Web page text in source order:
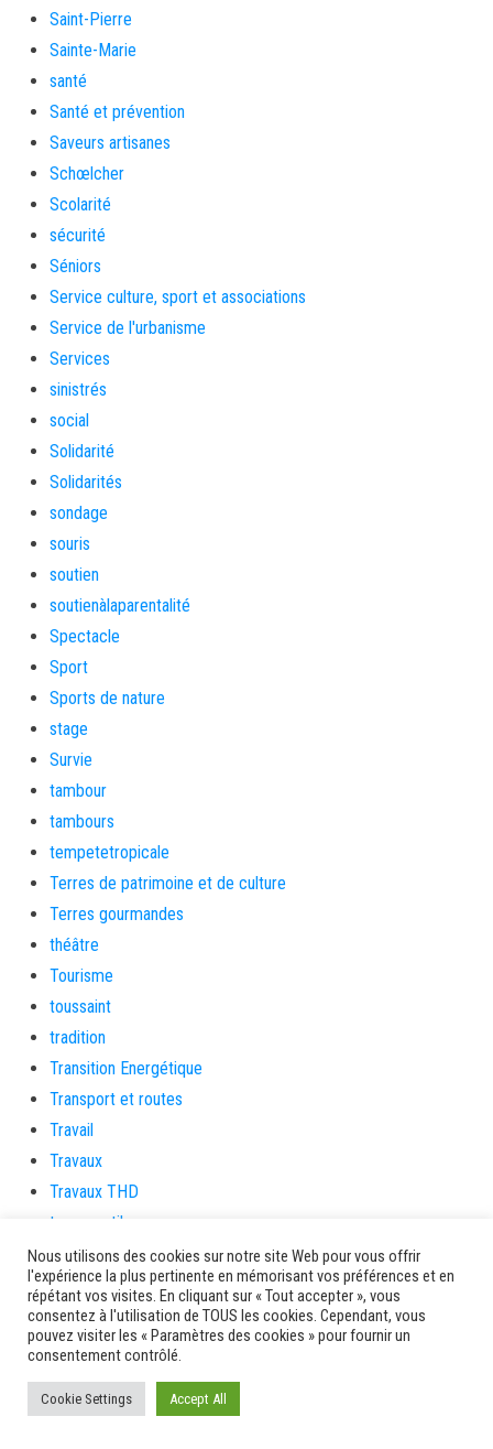
Saint-Pierre
Sainte-Marie
santé
Santé et prévention
Saveurs artisanes
Schœlcher
Scolarité
sécurité
Séniors
Service culture, sport et associations
Service de l'urbanisme
Services
sinistrés
social
Solidarité
Solidarités
sondage
souris
soutien
soutienàlaparentalité
Spectacle
Sport
Sports de nature
stage
Survie
tambour
tambours
tempetetropicale
Terres de patrimoine et de culture
Terres gourmandes
théâtre
Tourisme
toussaint
tradition
Transition Energétique
Transport et routes
Travail
Travaux
Travaux THD
travaux utiles
TSUNAMI
TZCLD
uncategorized
Venir en Martinique
Video
vidététladjéko
Nous utilisons des cookies sur notre site Web pour vous offrir
l'expérience la plus pertinente en mémorisant vos préférences et en
répétant vos visites. En cliquant sur « Tout accepter », vous
consentez à l'utilisation de TOUS les cookies. Cependant, vous
pouvez visiter les « Paramètres des cookies » pour fournir un
consentement contrôlé.
Cookie Settings Accept All